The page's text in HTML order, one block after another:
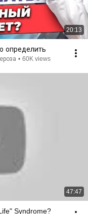
20:13
определить
• 60K views
47:47
Syndrome?